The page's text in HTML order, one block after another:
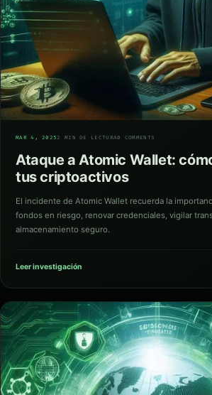
MAR 4, 20252 MIN DE LECTURA0 COMMENTS
Ataque a Atomic Wallet:
tus criptoactivos
El incidente de Atomic Wallet recuerda la
fondos en riesgo, renovar credenciales, vigilar
almacenamiento seguro.
Leer investigación